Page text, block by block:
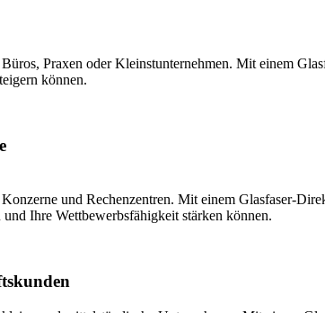
Praxen oder Kleinstunternehmen. Mit einem
können.
und Rechenzentren. Mit einem Glasfaser-
und Ihre Wettbewerbsfähigkeit stärken können.